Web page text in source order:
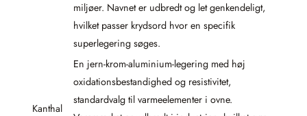
miljøer. Navnet er udbredt og let genkendeligt,
hvilket passer krydsord hvor en specifik
superlegering søges.
Kanthal
En jern-krom-aluminium-legering med høj
oxidationsbestandighed og resistivitet,
standardvalg til varmeelementer i ovne.